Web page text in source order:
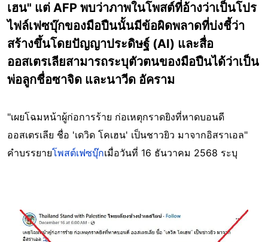
เฮน" แต่ AFP พบว่าภาพในโพสต์ที่อ้างว่าเป็นโปร
ไฟล์เฟซบุ๊กของมือปืนนั้นมีข้อผิดพลาดที่บ่งชี้ว่า
สร้างขึ้นโดยปัญญาประดิษฐ์ (AI) และสื่อ
ออสเตรเลียสามารถระบุตัวตนของมือปืนได้ว่าเป็น
พ่อลูกชื่อซาจิด และนาวีด อัคราม
"เผยโฉมหน้าผู้ก่อการร้าย ก่อเหตุกราดยิงที่หาดบอนดี
ออสเตรเลีย ชื่อ 'เดวิด โคเฮน' เป็นชาวยิว มาจากอิสราเอล"
คำบรรยายโพสต์เฟซบุ๊กเมื่อวันที่ 16 ธันวาคม 2568 ระบุ
Image